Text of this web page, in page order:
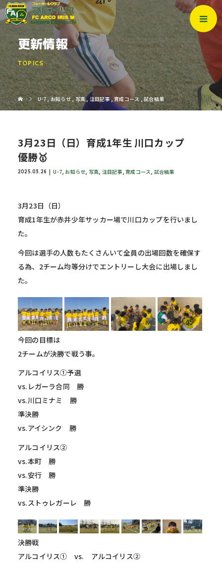
更新情報
TOPICS
U-7,お知らせ , 写真, 注目記事,育成コース,試合結果
3月23日（日）育成1年生 川口カップ
優勝🥇
2025.03.26 U-7, お知らせ, 写真, 注目記事,育成コース, 試合結果
3月23日（日）
育成1年生が赤井少年サッカー場で川口カップを行いまし
た。
今回は選手の人数もたくさんいて全員の出場回数を確保す
る為、2チーム均等分けでエントリーし大会に出場しまし
た。
今回の目標は
2チームが決勝で戦う事。
アルコイリス①予選
vs.レガーラ合同 勝
vs.川口ミナミ 勝
準決勝
vs.アイシンク 勝
アルコイリス②
vs.本町 勝
vs.安行 勝
準決勝
vs.ストゥレガーレ 勝
決勝戦
アルコイリス① vs. アルコイリス②